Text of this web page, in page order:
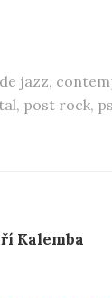
jazz,
, post rock,
Kalemba